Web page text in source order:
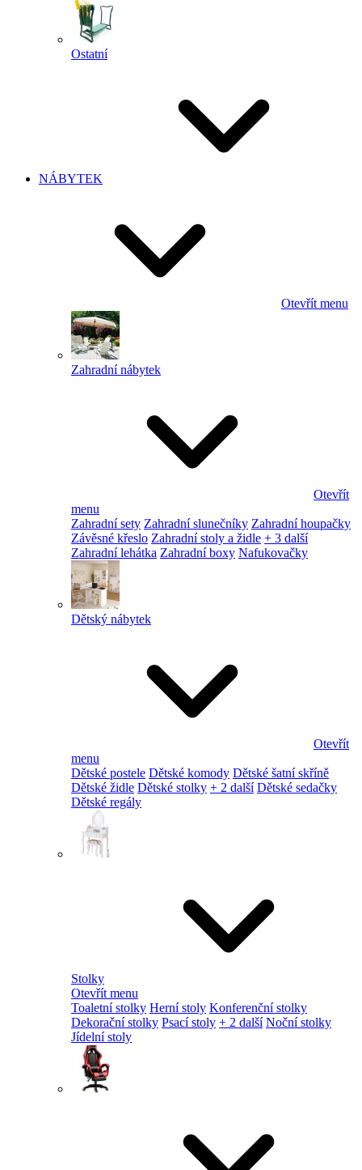
Ostatní
NÁBYTEK
Otevřít menu
Zahradní nábytek
Otevřít
menu
Zahradní sety Zahradní slunečníky Zahradní houpačky
Závěsné křeslo Zahradní stoly a židle + 3 další
Zahradní lehátka Zahradní boxy Nafukovačky
Dětský nábytek
Otevřít
menu
Dětské postele Dětské komody Dětské šatní skříně
Dětské židle Dětské stolky + 2 další Dětské sedačky
Dětské regály
Stolky
Otevřít menu
Toaletní stolky Herní stoly Konferenční stolky
Dekorační stolky Psací stoly + 2 další Noční stolky
Jídelní stoly